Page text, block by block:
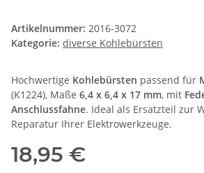
Artikelnummer: 2016-3072
Kategorie: diverse Kohlebürsten
Hochwertige Kohlebürsten passend für
(K1224), Maße 6,4 x 6,4 x 17 mm, mit
Anschlussfahne. Ideal als Ersatzteil zur
Reparatur Ihrer Elektrowerkzeuge.
18,95 €